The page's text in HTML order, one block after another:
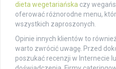
dieta wegetariańska czy
oferować różnorodne menu,
wszystkich zaproszonych.
Opinie innych klientów to
warto zwrócić uwagę. Przed
poszukać recenzji w Internecie